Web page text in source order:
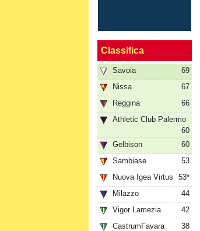
Classifica
Savoia
69
Nissa
67
Reggina
66
Athletic Club Palermo
60
Gelbison
60
Sambiase
53
Nuova Igea Virtus
53*
Milazzo
44
Vigor Lamezia
42
CastrumFavara
38